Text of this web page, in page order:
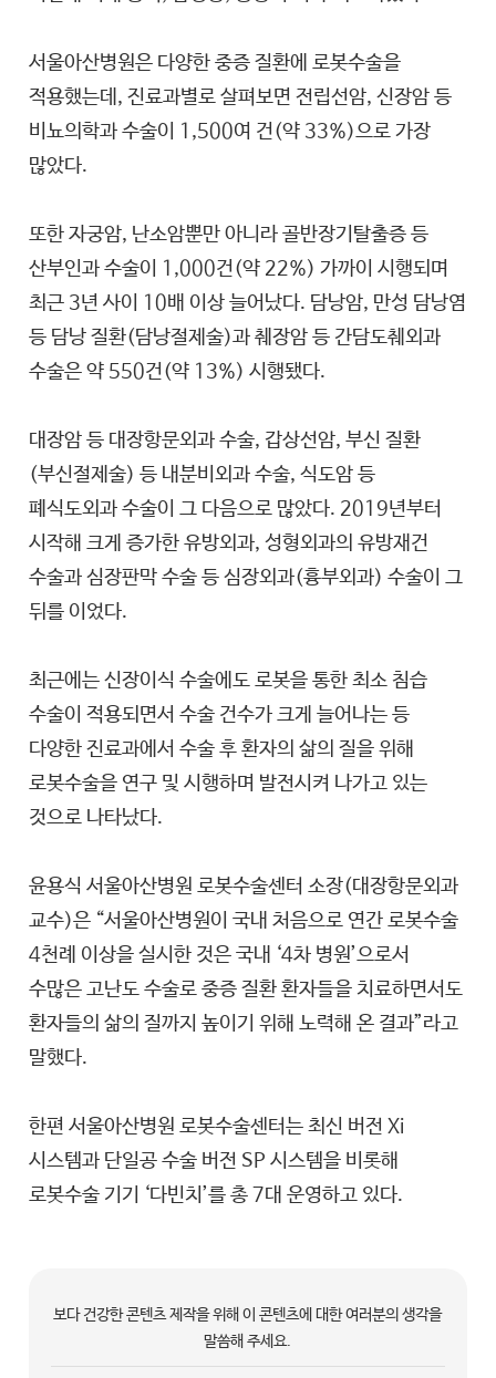
서울아산병원은 다양한 중증 질환에 로봇수술을
적용했는데, 진료과별로 살펴보면 전립선암, 신장암 등
비뇨의학과 수술이 1,500여 건(약 33%)으로 가장
많았다.
또한 자궁암, 난소암뿐만 아니라 골반장기탈출증 등
산부인과 수술이 1,000건(약 22%) 가까이 시행되며
최근 3년 사이 10배 이상 늘어났다. 담낭암, 만성 담낭염
등 담낭 질환(담낭절제술)과 췌장암 등 간담도췌외과
수술은 약 550건(약 13%) 시행됐다.
대장암 등 대장항문외과 수술, 갑상선암, 부신 질환
(부신절제술) 등 내분비외과 수술, 식도암 등
폐식도외과 수술이 그 다음으로 많았다. 2019년부터
시작해 크게 증가한 유방외과, 성형외과의 유방재건
수술과 심장판막 수술 등 심장외과(흉부외과) 수술이 그
뒤를 이었다.
최근에는 신장이식 수술에도 로봇을 통한 최소 침습
수술이 적용되면서 수술 건수가 크게 늘어나는 등
다양한 진료과에서 수술 후 환자의 삶의 질을 위해
로봇수술을 연구 및 시행하며 발전시켜 나가고 있는
것으로 나타났다.
윤용식 서울아산병원 로봇수술센터 소장(대장항문외과
교수)은 “서울아산병원이 국내 처음으로 연간 로봇수술
4천례 이상을 실시한 것은 국내 ‘4차 병원’으로서
수많은 고난도 수술로 중증 질환 환자들을 치료하면서도
환자들의 삶의 질까지 높이기 위해 노력해 온 결과”라고
말했다.
한편 서울아산병원 로봇수술센터는 최신 버전 Xi
시스템과 단일공 수술 버전 SP 시스템을 비롯해
로봇수술 기기 ‘다빈치’를 총 7대 운영하고 있다.
보다 건강한 콘텐츠 제작을 위해 이 콘텐츠에 대한 여러분의 생각을
말씀해 주세요.